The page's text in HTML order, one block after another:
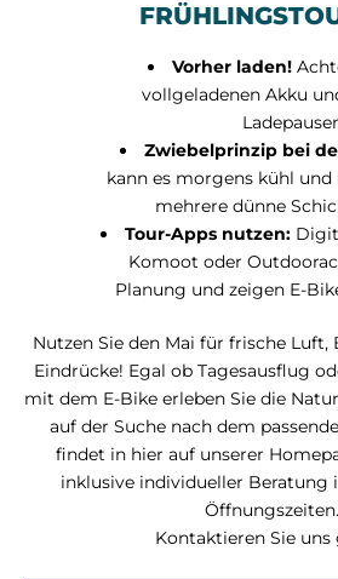
Vorher laden!
vollgeladenen Akku
Zwiebelprinzip bei
kann es morgens kühl
mehrere dünne
Tour-Apps nutzen:
Komoot oder
Planung und zeigen E-
Nutzen Sie den Mai für frische
Eindrücke! Egal ob Tagesausflug
mit dem E-Bike erleben Sie die
auf der Suche nach dem
findet in hier auf unserer
inklusive individueller Beratung
Öffnungszeiten.
Kontaktieren Sie uns